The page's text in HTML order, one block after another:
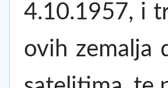
4.10.1957, i
ovih zemalja